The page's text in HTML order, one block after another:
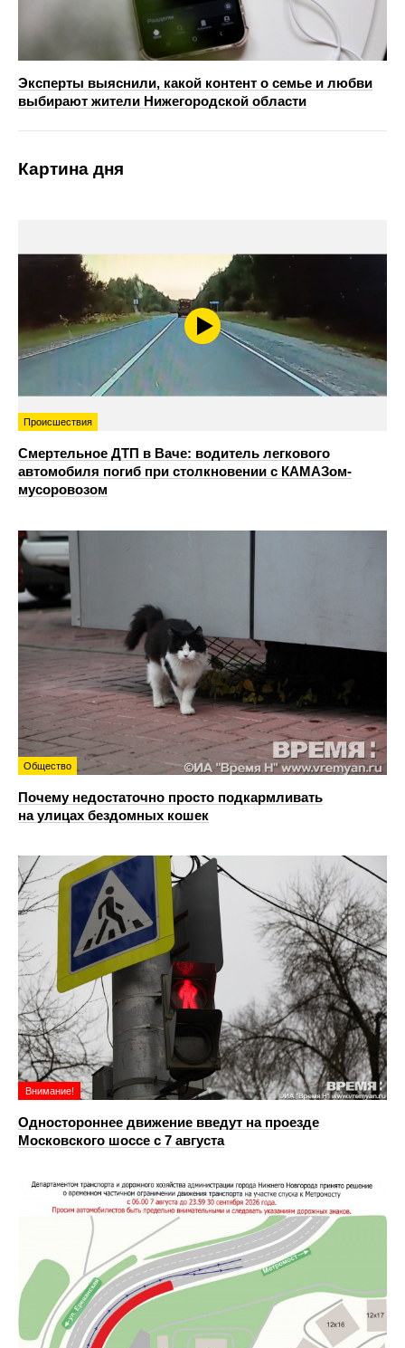
Эксперты выяснили, какой контент о семье и любви
выбирают жители Нижегородской области
Картина дня
Происшествия
Смертельное ДТП в Ваче: водитель легкового
автомобиля погиб при столкновении с КАМАЗом-
мусоровозом
Общество
Почему недостаточно просто подкармливать
на улицах бездомных кошек
Внимание!
Одностороннее движение введут на проезде
Московского шоссе с 7 августа